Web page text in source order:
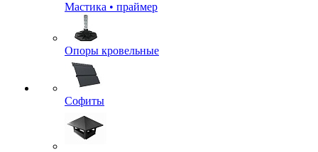
Мастика • праймер
Опоры кровельные
Софиты